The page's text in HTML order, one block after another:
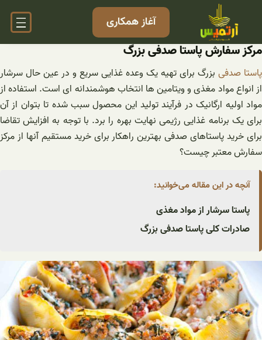
آغاز همکاری
مرکز سفارش پاستا صدفی بزرگ
پاستا صدفی بزرگ برای تهیه یک وعده غذایی سریع و در عین حال سرشار
از انواع مواد مغذی و ویتامین ها انتخاب هوشمندانه ای است. استفاده از
مواد اولیه ارگانیک در فرآیند تولید این محصول سبب شده تا بتوان از آن
برای یک برنامه غذایی رژیمی نهایت بهره را برد. با توجه به افزایش تقاضا
برای خرید پاستاهای صدفی بهترین راهکار برای خرید مستقیم آنها از مرکز
سفارش معتبر چیست؟
آنچه در این مقاله می‌خوانید:
پاستا سرشار از مواد مغذی
صادرات کلی پاستا صدفی بزرگ